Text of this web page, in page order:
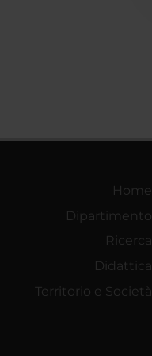
Home
Dipartimento
Ricerca
Didattica
Territorio e Società